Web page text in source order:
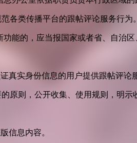
各类传播平台的跟帖评论服务行为
能的，应当报国家或者省、自治
真实身份信息的用户提供跟帖评论
原则，公开收集、使用规则，明
信息内容。